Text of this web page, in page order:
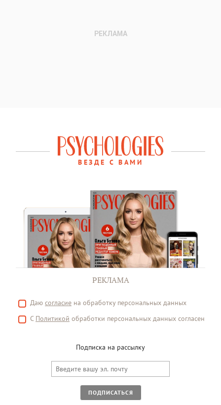
ВЕЗДЕ С ВАМИ
РЕКЛАМА
Даю согласие на обработку персональных данных
С Политикой обработки персональных данных согласен
Подписка на рассылку
ПОДПИСАТЬСЯ